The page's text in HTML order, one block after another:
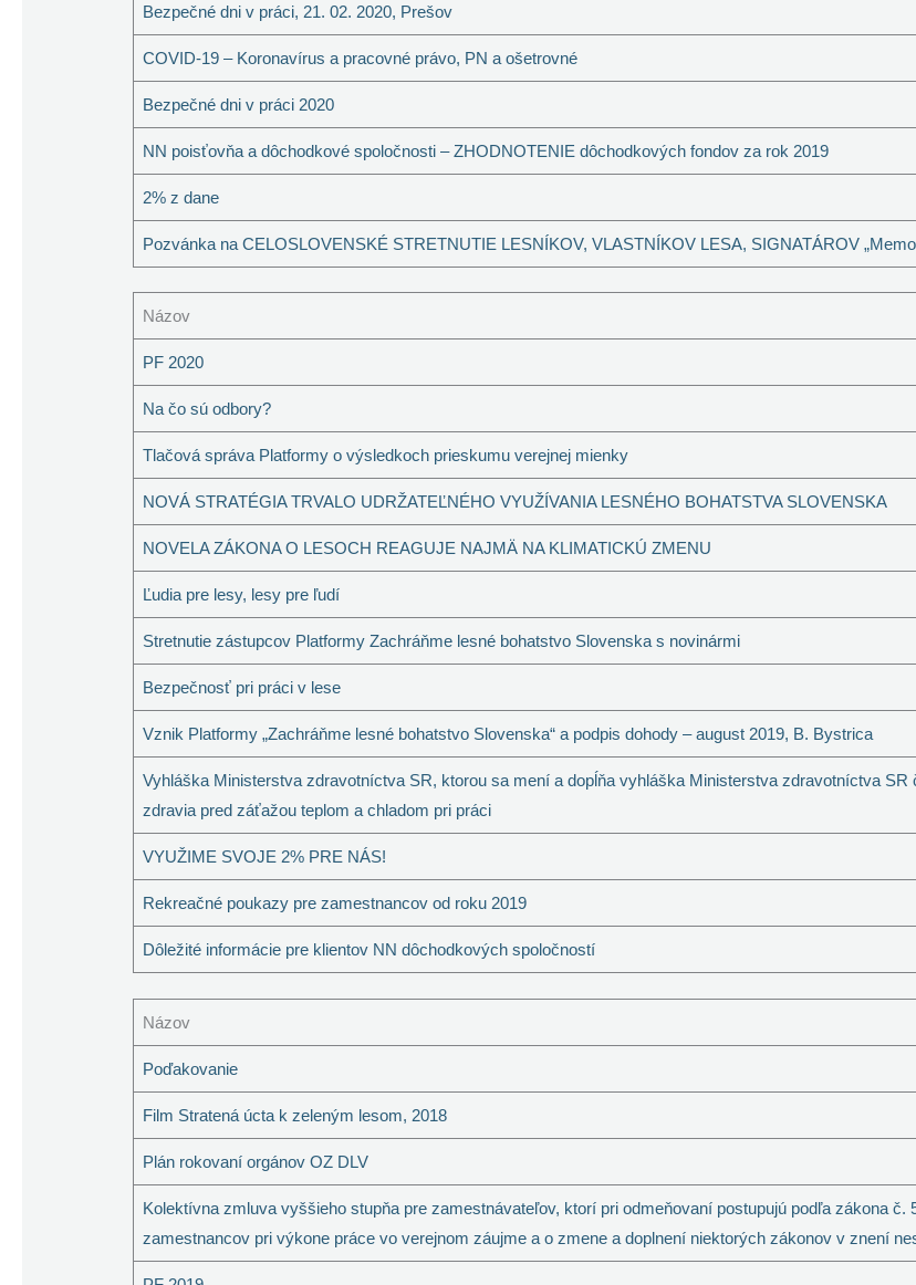
Bezpečné dni v práci, 21. 02. 2020, Prešov
COVID-19 – Koronavírus a pracovné právo, PN a ošetrovné
Bezpečné dni v práci 2020
NN poisťovňa a dôchodkové spoločnosti – ZHODNOTENIE dôchodkových fondov za rok 2019
2% z dane
Pozvánka na CELOSLOVENSKÉ STRETNUTIE LESNÍKOV, VLASTNÍKOV LESA, SIGNATÁROV
Názov
PF 2020
Na čo sú odbory?
Tlačová správa Platformy o výsledkoch prieskumu verejnej mienky
NOVÁ STRATÉGIA TRVALO UDRŽATEĽNÉHO VYUŽÍVANIA LESNÉHO BOHATSTVA SLOVENSKA
NOVELA ZÁKONA O LESOCH REAGUJE NAJMÄ NA KLIMATICKÚ ZMENU
Ľudia pre lesy, lesy pre ľudí
Stretnutie zástupcov Platformy Zachráňme lesné bohatstvo Slovenska s novinármi
Bezpečnosť pri práci v lese
Vznik Platformy „Zachráňme lesné bohatstvo Slovenska“ a podpis dohody – august 2019, B. Bystrica
Vyhláška Ministerstva zdravotníctva SR, ktorou sa mení a dopĺňa vyhláška Ministerstva zdravotníctva SR
zdravia pred záťažou teplom a chladom pri práci
VYUŽIME SVOJE 2% PRE NÁS!
Rekreačné poukazy pre zamestnancov od roku 2019
Dôležité informácie pre klientov NN dôchodkových spoločností
Názov
Poďakovanie
Film Stratená úcta k zeleným lesom, 2018
Plán rokovaní orgánov OZ DLV
Kolektívna zmluva vyššieho stupňa pre zamestnávateľov, ktorí pri odmeňovaní postupujú podľa zákona č.
zamestnancov pri výkone práce vo verejnom záujme a o zmene a doplnení niektorých zákonov v znení